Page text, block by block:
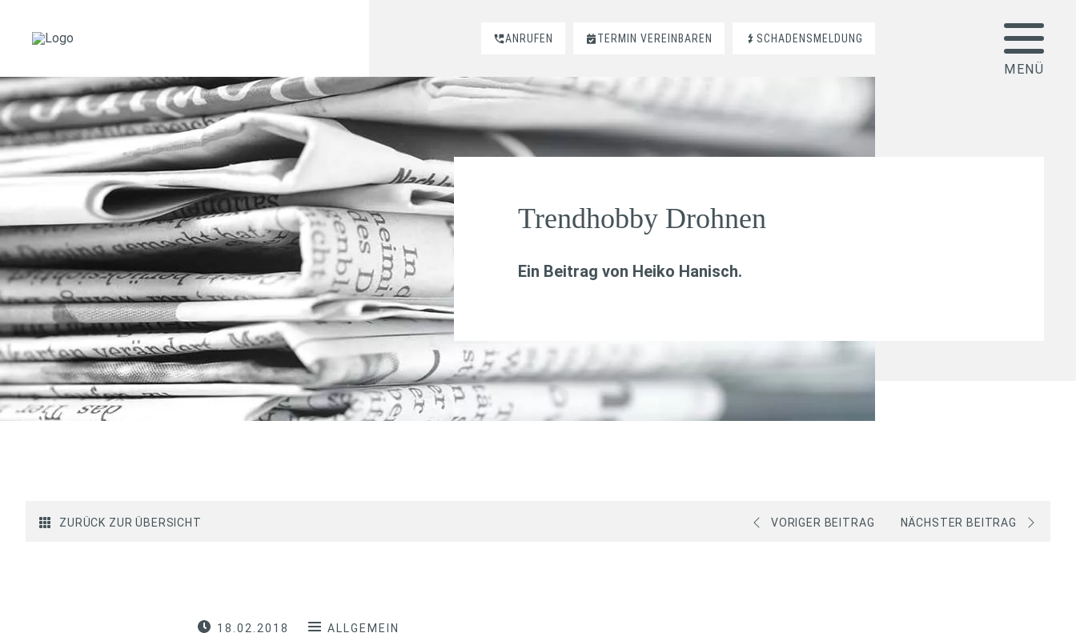
ANRUFEN TERMIN VEREINBAREN SCHADENSMELDUNG
Trendhobby Drohnen
Ein Beitrag von Heiko Hanisch.
ZURÜCK ZUR ÜBERSICHT VORIGER BEITRAG NÄCHSTER BEITRAG
18.02.2018 ALLGEMEIN